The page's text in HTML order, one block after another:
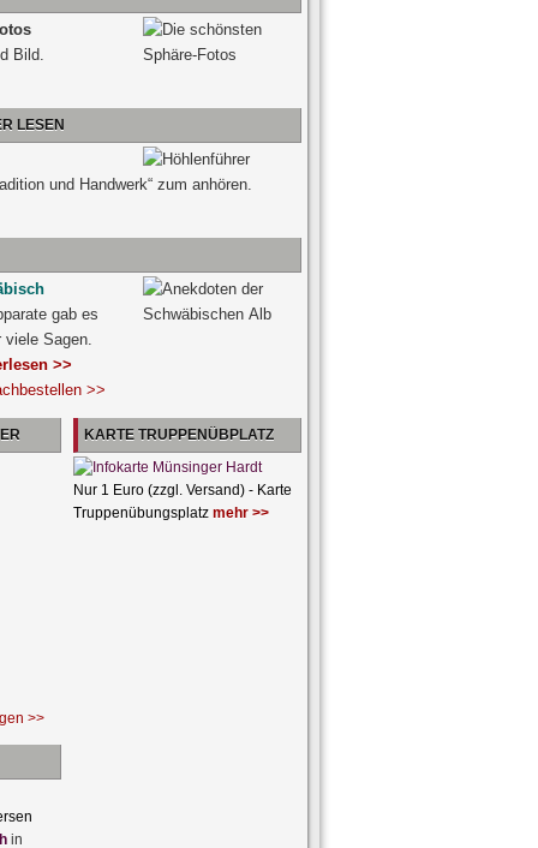
Bild.
LESEN
und Handwerk“ zum anhören.
gab es
viele Sagen.
>>
>>
>>
KARTE TRUPPENÜBPLATZ
Nur 1 Euro (zzgl. Versand) - Karte
Truppenübungsplatz mehr >>